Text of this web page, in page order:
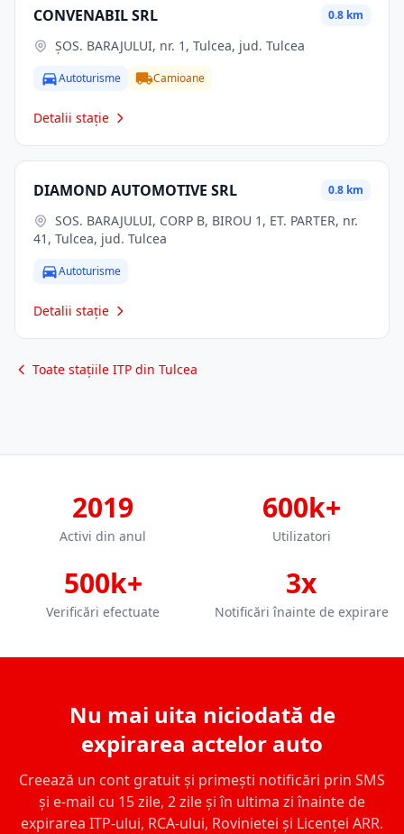
CONVENABIL SRL 0.8 km
ŞOS. BARAJULUI, nr. 1, Tulcea, jud. Tulcea
Autoturisme Camioane
Detalii stație
DIAMOND AUTOMOTIVE SRL 0.8 km
41, Tulcea, jud. Tulcea
Autoturisme
Detalii stație
Toate stațiile ITP din Tulcea
2019
Activi din anul
600k+
Utilizatori
500k+
Verificări efectuate
3x
Notificări înainte de expirare
Nu mai uita niciodată de
expirarea actelor auto
Creează un cont gratuit și primești notificări prin SMS
și e-mail cu 15 zile, 2 zile și în ultima zi înainte de
expirarea ITP-ului, RCA-ului, Rovinietei și Licenței ARR.